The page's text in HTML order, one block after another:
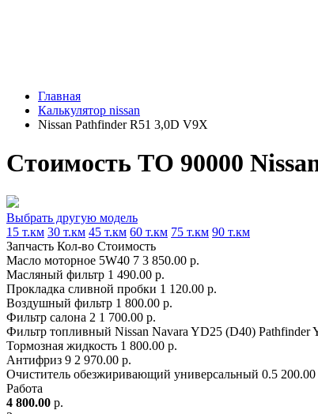
Главная
Калькулятор nissan
Nissan Pathfinder R51 3,0D V9X
Стоимость ТО 90000
Выбрать другую модель
15 т.км 30 т.км 45 т.км 60 т.км 75 т.км 90 т.км
Запчасть Кол-во Стоимость
Масло моторное 5W40 7 3 850.00 р.
Масляный фильтр 1 490.00 р.
Прокладка сливной пробки 1 120.00 р.
Воздушный фильтр 1 800.00 р.
Фильтр салона 2 1 700.00 р.
Фильтр топливный Nissan Navara YD25 (D40) Pathfinder
Тормозная жидкость 1 800.00 р.
Антифриз 9 2 970.00 р.
Очиститель обезжиривающий универсальный 0.5 200.00
Работа
4 800.00 р.